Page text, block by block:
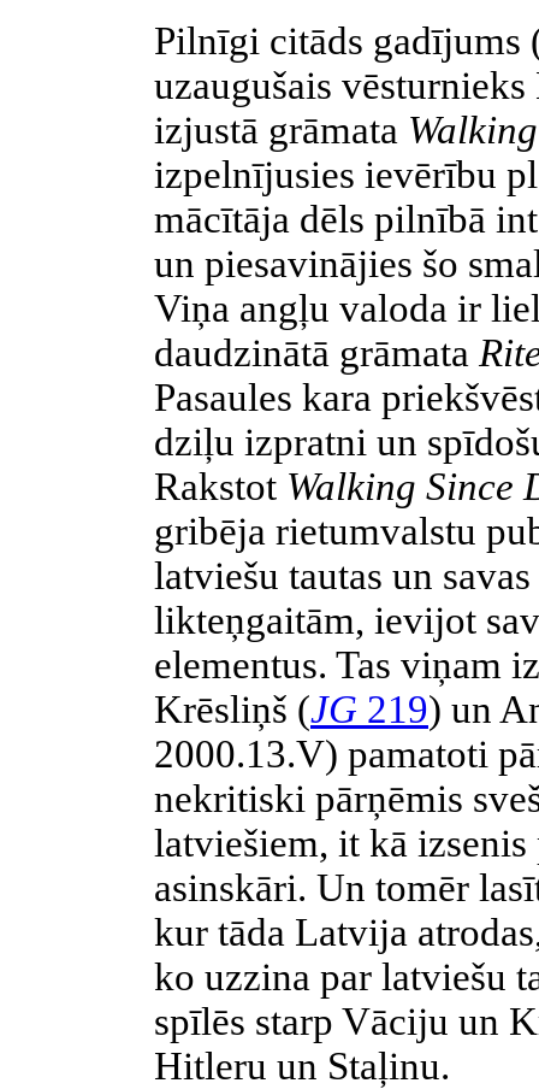
Pilnīgi citāds gadījums
uzaugušais
izjustā grāmata
izpelnījusies ievērību
mācītāja dēls pilnībā
un piesavinājies šo
Viņa angļu valoda ir
daudzinātā grāmata
Pasaules kara
dziļu izpratni un
Rakstot Walking Since
gribēja rietumvalstu
latviešu tautas un
likteņgaitām, ievijot
elementus. Tas viņam
Krēsliņš (JG 219) un
2000.13.V) pamatoti
nekritiski pārņēmis
latviešiem, it kā
asinskāri. Un tomēr
kur tāda Latvija
ko uzzina par latviešu
spīlēs starp Vāciju un
Hitleru un Staļinu.